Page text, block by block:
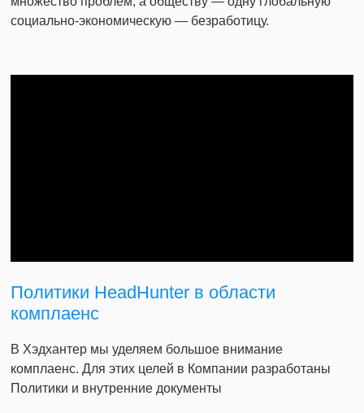
социально-экономическую — безработицу.
Политики HeadHunter в области
комплаенс
В Хэдхантер мы уделяем большое внимание
комплаенс. Для этих целей в Компании разработаны
Политики и внутренние документы